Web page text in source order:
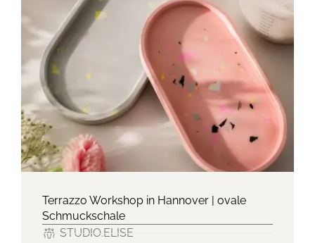
Terrazzo Workshop in Hannover | ovale
Schmuckschale
STUDIO.ELISE